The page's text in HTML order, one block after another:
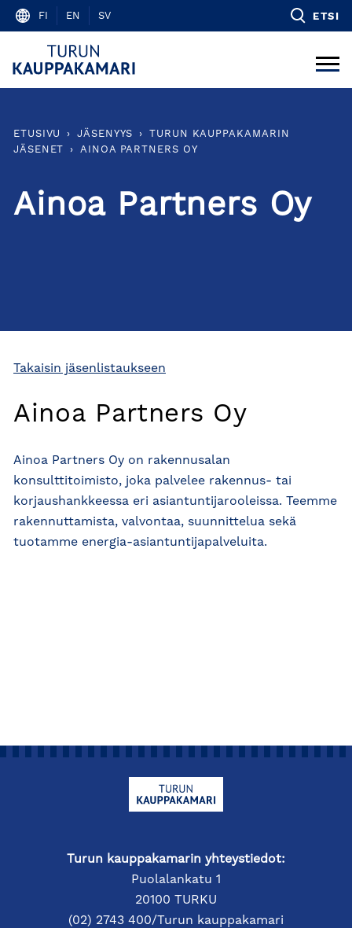
Skip
content
FI EN SV ETSI
ETUSIVU › JÄSENYYS ›
TURUN KAUPPAKAMARIN
JÄSENET
› AINOA PARTNERS OY
Ainoa Partners Oy
Takaisin jäsenlistaukseen
Ainoa Partners Oy
Ainoa Partners Oy on rakennusalan
konsulttitoimisto, joka palvelee rakennus- tai
korjaushankkeessa eri asiantuntijarooleissa. Teemme
rakennuttamista, valvontaa, suunnittelua sekä
tuotamme energia-asiantuntijapalveluita.
Turun kauppakamarin yhteystiedot:
Puolalankatu 1
20100 TURKU
(02) 2743 400/Turun kauppakamari